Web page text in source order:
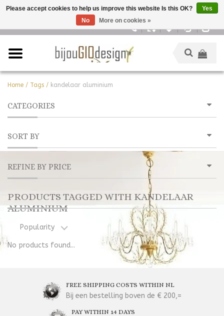
Home / Tags / kandelaar aluminium
CATEGORIES
SORT BY
REFINE BY PRICE
PRODUCTS TAGGED WITH KANDELAAR
ALUMINIUM
Popularity
No products found...
FREE SHIPPING COSTS WITHIN NL
Bij een bestelling boven de € 200,=
PAY WITHIN 14 DAYS
Please accept cookies to help us improve this website Is this OK?
Yes
No
More on cookies »